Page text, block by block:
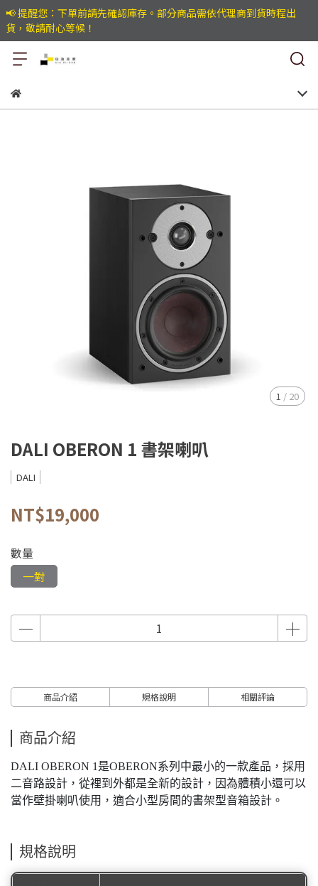
📢 提醒您：下單前請先確認庫存。部分商品需依代理商到貨時程出
貨，敬請耐心等候！
1 / 20
DALI OBERON 1 書架喇叭
DALI
NT$19,000
數量
一對
商品介紹 規格說明 相關評論
商品介紹
DALI OBERON 1是OBERON系列中最小的一款產品，採用
二音路設計，從裡到外都是全新的設計，因為體積小還可以
當作壁掛喇叭使用，適合小型房間的書架型音箱設計。
規格說明